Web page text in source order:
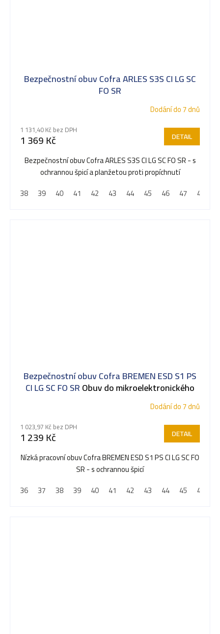
Bezpečnostní obuv Cofra ARLES S3S CI LG SC
FO SR
Dodání do 7 dnů
1 131,40 Kč bez DPH
1 369 Kč DETAIL
Bezpečnostní obuv Cofra ARLES S3S CI LG SC FO SR - s
ochrannou špicí a planžetou proti propíchnutí
38
39 40 41 42 43 44 45 46 47 48
Bezpečnostní obuv Cofra BREMEN ESD S1 PS
CI LG SC FO SRObuv do mikroelektronického
Dodání do 7 dnů
1 023,97 Kč bez DPH
1 239 Kč DETAIL
Nízká pracovní obuv Cofra BREMEN ESD S1 PS CI LG SC FO
SR - s ochrannou špicí
36
37 38 39 40 41 42 43 44 45 46